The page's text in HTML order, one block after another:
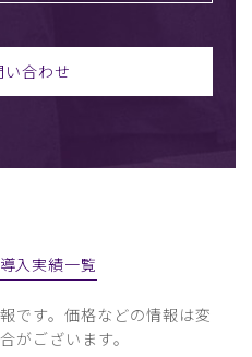
い合わせ
入実績一覧
です。価格などの情報は変
がございます。